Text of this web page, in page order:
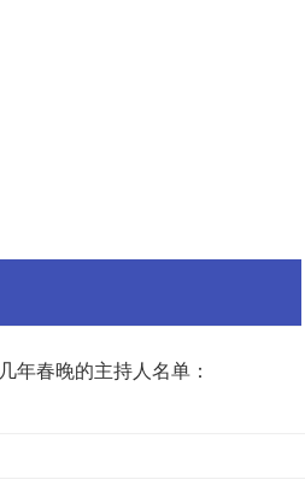
年春晚的主持人名单：